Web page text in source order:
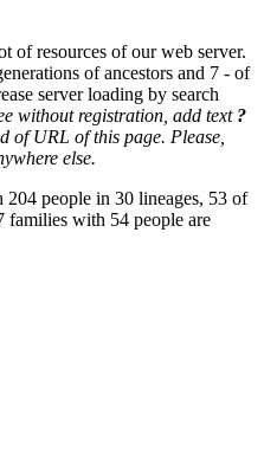
of resources of our web server.
of ancestors and 7 - of
server loading by search
without registration, add text ?
of URL of this page. Please,
else.
people in 30 lineages, 53 of
families with 54 people are